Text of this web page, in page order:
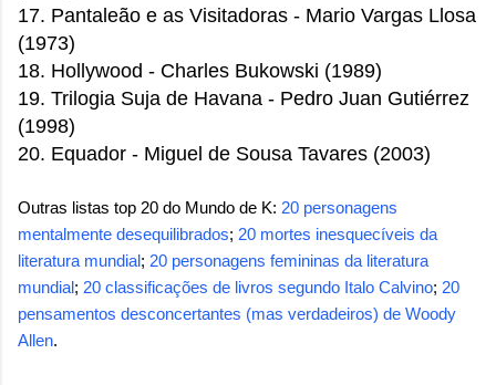
17. Pantaleão e as Visitadoras - Mario Vargas Llosa
(1973)
18. Hollywood - Charles Bukowski (1989)
19. Trilogia Suja de Havana - Pedro Juan Gutiérrez
(1998)
20. Equador - Miguel de Sousa Tavares (2003)
Outras listas top 20 do Mundo de K: 20 personagens
mentalmente desequilibrados; 20 mortes inesquecíveis da
literatura mundial; 20 personagens femininas da literatura
mundial; 20 classificações de livros segundo Italo Calvino; 20
pensamentos desconcertantes (mas verdadeiros) de Woody
Allen.